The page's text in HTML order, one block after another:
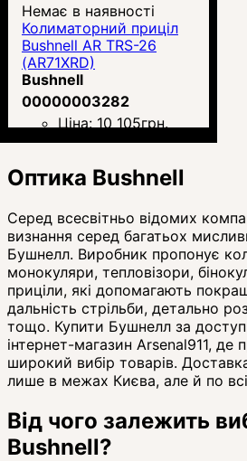
Немає в наявності
Колиматорний приціл
Bushnell AR TRS-26
(AR71XRD)
Bushnell
00000003282
Ціна: 10 105грн.
Оптика Bushnell
Серед всесвітньо відомих
визнання серед багатьох
Бушнелл. Виробник пропонує
монокуляри, тепловізори,
приціли, які допомагають
дальність стрільби, детально
тощо. Купити Бушнелл за
інтернет-магазин Arsenal911, де
широкий вибір товарів.
лише в межах Києва, але й по
Від чого залежить
Bushnell?